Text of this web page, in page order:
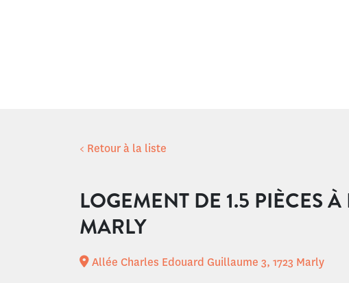
< Retour à la liste
LOGEMENT DE 1.5 PIÈCES
MARLY
Allée Charles Edouard Guillaume 3, 1723 Marly